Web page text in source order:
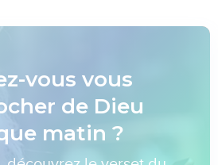
vous vous
de Dieu
matin ?